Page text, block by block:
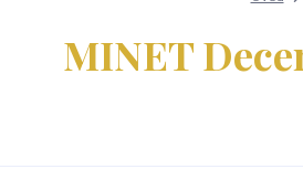
MINET